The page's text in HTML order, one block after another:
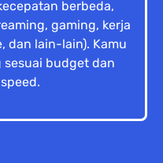
berbeda,
gaming, kerja
dan lain-lain). Kamu
sesuai budget dan